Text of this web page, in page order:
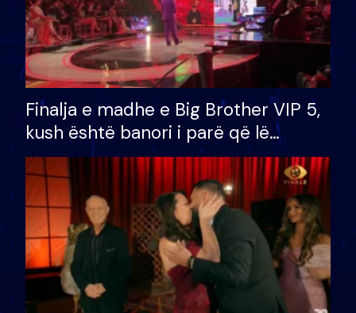
Finalja e madhe e Big Brother VIP 5,
kush është banori i parë që lë
shtëpinë dhe humb mundësinë për
të fituar çmimin e madh